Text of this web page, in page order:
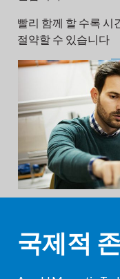
빨리 함께 할 수록 시
절약할 수 있습니다
국제적